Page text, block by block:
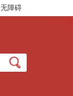
无障碍